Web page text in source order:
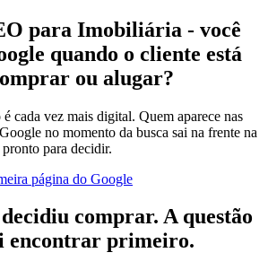
para Imobiliária - você
quando o cliente está
ou alugar?
cada vez mais digital. Quem aparece nas
no momento da busca sai na frente na
para decidir.
página do Google
comprar. A questão
encontrar primeiro.